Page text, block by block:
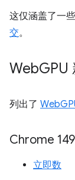
这仅涵盖了一
交。
WebGPU
列出了
Chrome
立即数